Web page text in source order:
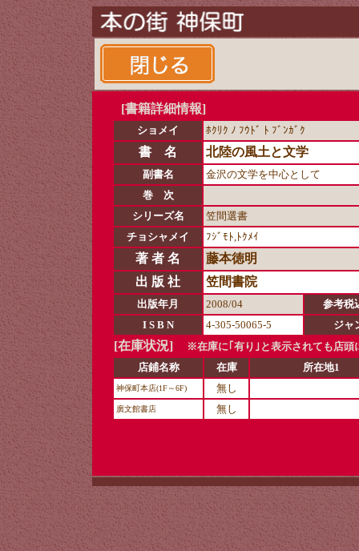
[書籍詳細情報]
ショメイ ﾎｸﾘｸ ﾉ ﾌｳﾄﾞ ﾄ ﾌﾞﾝｶﾞｸ
書 名 北陸の風土と文学
副書名
金沢の文学を中心として
巻 次
シリーズ名
笠間選書
チョシャメイ
ﾌｼﾞﾓﾄ,ﾄｸﾒｲ
著 者 名
藤本徳明
出 版 社
笠間書院
出版年月 2008/04
参考税
I S B N
4-305-50065-5 ジャ
[在庫状況]
※在庫に｢有り｣と表示されても店頭
店鋪名称
在庫 所在地1
神保町本店(1F～6F) 無し
廣文館書店 無し